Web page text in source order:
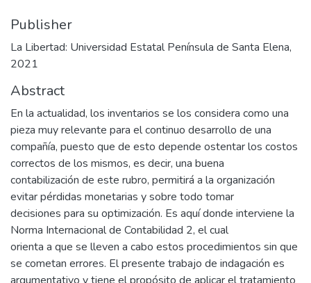
Publisher
La Libertad: Universidad Estatal Península de Santa Elena,
2021
Abstract
En la actualidad, los inventarios se los considera como una
pieza muy relevante para el continuo desarrollo de una
compañía, puesto que de esto depende ostentar los costos
correctos de los mismos, es decir, una buena
contabilización de este rubro, permitirá a la organización
evitar pérdidas monetarias y sobre todo tomar
decisiones para su optimización. Es aquí donde interviene la
Norma Internacional de Contabilidad 2, el cual
orienta a que se lleven a cabo estos procedimientos sin que
se cometan errores. El presente trabajo de indagación es